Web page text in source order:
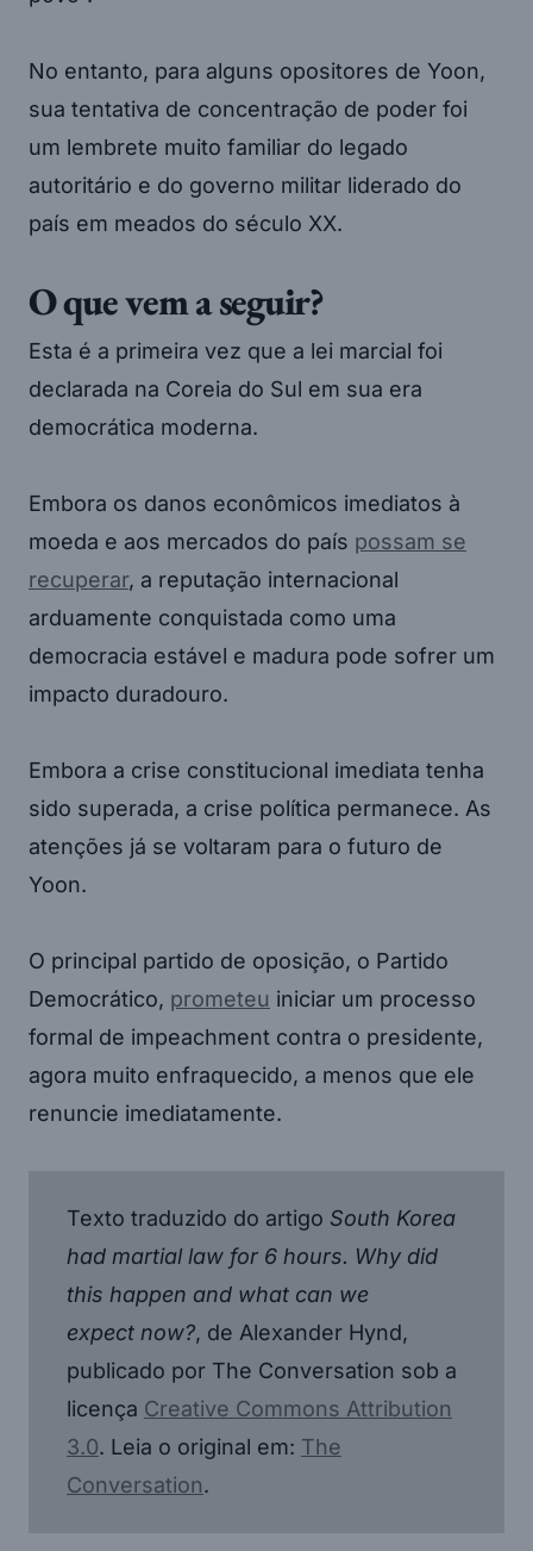
No entanto, para alguns opositores de Yoon,
sua tentativa de concentração de poder foi
um lembrete muito familiar do legado
autoritário e do governo militar liderado do
país em meados do século XX.
O que vem a seguir?
Esta é a primeira vez que a lei marcial foi
declarada na Coreia do Sul em sua era
democrática moderna.
Embora os danos econômicos imediatos à
moeda e aos mercados do país possam se
recuperar, a reputação internacional
arduamente conquistada como uma
democracia estável e madura pode sofrer um
impacto duradouro.
Embora a crise constitucional imediata tenha
sido superada, a crise política permanece. As
atenções já se voltaram para o futuro de
Yoon.
O principal partido de oposição, o Partido
Democrático, prometeu iniciar um processo
formal de impeachment contra o presidente,
agora muito enfraquecido, a menos que ele
renuncie imediatamente.
Texto traduzido do artigo South Korea
had martial law for 6 hours. Why did
this happen and what can we
expect now?, de Alexander Hynd,
publicado por The Conversation sob a
licença Creative Commons Attribution
3.0. Leia o original em: The
Conversation.